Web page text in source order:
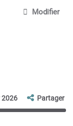
Modifier
2026 Partager